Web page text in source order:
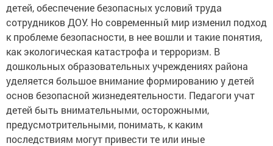
детей, обеспечение безопасных условий труда
сотрудников ДОУ. Но современный мир изменил подход
к проблеме безопасности, в нее вошли и такие понятия,
как экологическая катастрофа и терроризм. В
дошкольных образовательных учреждениях района
уделяется большое внимание формированию у детей
основ безопасной жизнедеятельности. Педагоги учат
детей быть внимательными, осторожными,
предусмотрительными, понимать, к каким
последствиям могут привести те или иные